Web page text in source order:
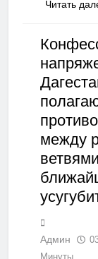
Читать
РЕГИОНЫ
между
Админ
Минуты